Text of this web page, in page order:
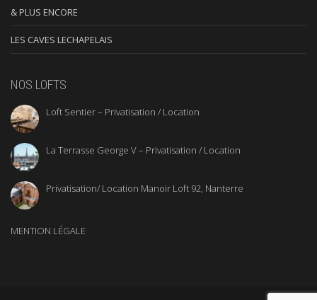
& PLUS ENCORE
LES CAVES LECHAPELAIS
NOS LOFTS
Loft Sentier – Privatisation / Location
La Terrasse George V – Privatisation / Location
Privatisation/ Location Manoir Loft 92, Nanterre
MENTION LÉGALE